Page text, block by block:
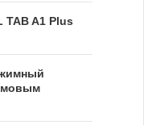
TAB A1 Plus